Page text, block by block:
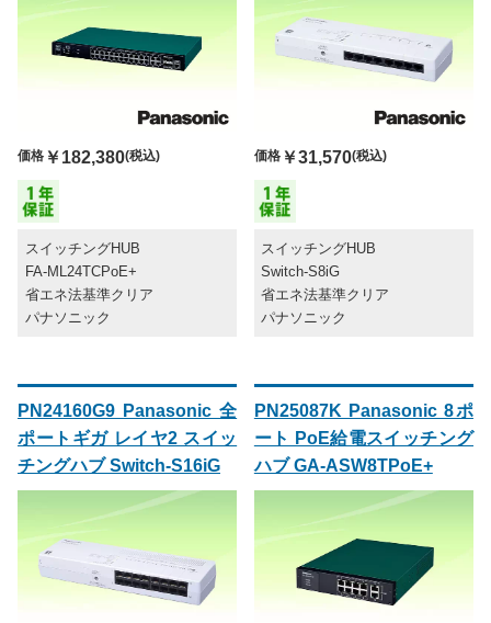
価格 ￥182,380(税込)
スイッチングHUB
FA-ML24TCPoE+
省エネ法基準クリア
パナソニック
価格￥31,570(税込)
スイッチングHUB
Switch-S8iG
省エネ法基準クリア
パナソニック
PN24160G9 Panasonic 全
ポートギガ レイヤ2 スイッ
チングハブ Switch-S16iG
PN25087K Panasonic 8ポ
ート PoE給電スイッチング
ハブ GA-ASW8TPoE+